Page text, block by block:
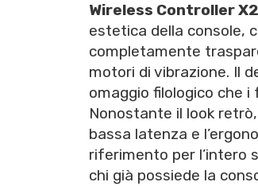
Wireless Controller
estetica della console,
completamente
motori di vibrazione. Il
omaggio filologico che i
Nonostante il look
bassa latenza e
riferimento per l’intero
chi già possiede la